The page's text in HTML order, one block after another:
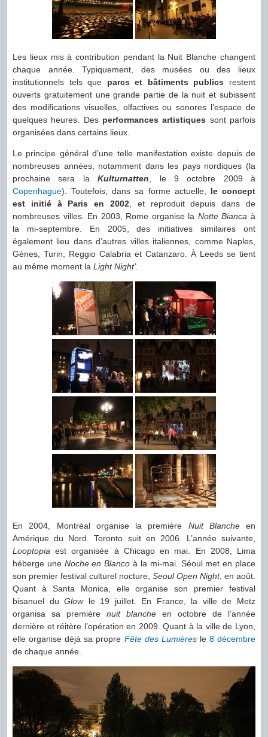
Les lieux mis à contribution pendant la Nuit Blanche changent
chaque année. Typiquement, des musées ou des lieux
institutionnels tels que parcs et bâtiments publics restent
ouverts gratuitement une grande partie de la nuit et subissent
des modifications visuelles, olfactives ou sonores l’espace de
quelques heures. Des performances artistiques sont parfois
organisées dans certains lieux.
Le principe général d’une telle manifestation existe depuis de
nombreuses années, notamment dans les pays nordiques (la
prochaine sera laKulturnatten , le 9 octobre 2009 à
Copenhague). Toutefois, dans sa forme actuelle, le concept
est initié à Paris en 2002 , et reproduit depuis dans de
nombreuses villes. En 2003, Rome organise la Notte Bianca à
la mi-septembre. En 2005, des initiatives similaires ont
également lieu dans d’autres villes italiennes, comme Naples,
Gènes, Turin, Reggio Calabria et Catanzaro. À Leeds se tient
au même moment la Light Night’.
En 2004, Montréal organise la première Nuit Blancheen
Amérique du Nord. Toronto suit en 2006. L’année suivante,
Looptopia est organisée à Chicago en mai. En 2008, Lima
héberge une Noche en Blanco à la mi-mai. Séoul met en place
son premier festival culturel nocture, Seoul Open Night, en août.
Quant à Santa Monica, elle organise son premier festival
bisanuel duGlowle 19 juillet. En France, la ville de Metz
organisa sa première nuit blanche en octobre de l’année
dernière et réitère l’opération en 2009. Quant à la ville de Lyon,
elle organise déjà sa propre Fête des Lumièresle 8 décembre
de chaque année.